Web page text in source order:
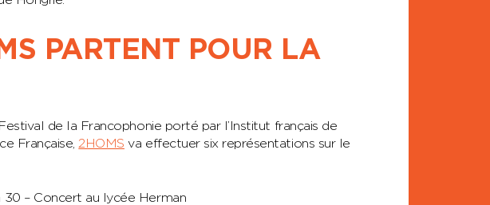
PARTENT POUR LA
de la Francophonie porté par l’Institut français de
Française, 2HOMS va effectuer six représentations sur le
30 – Concert au lycée Herman